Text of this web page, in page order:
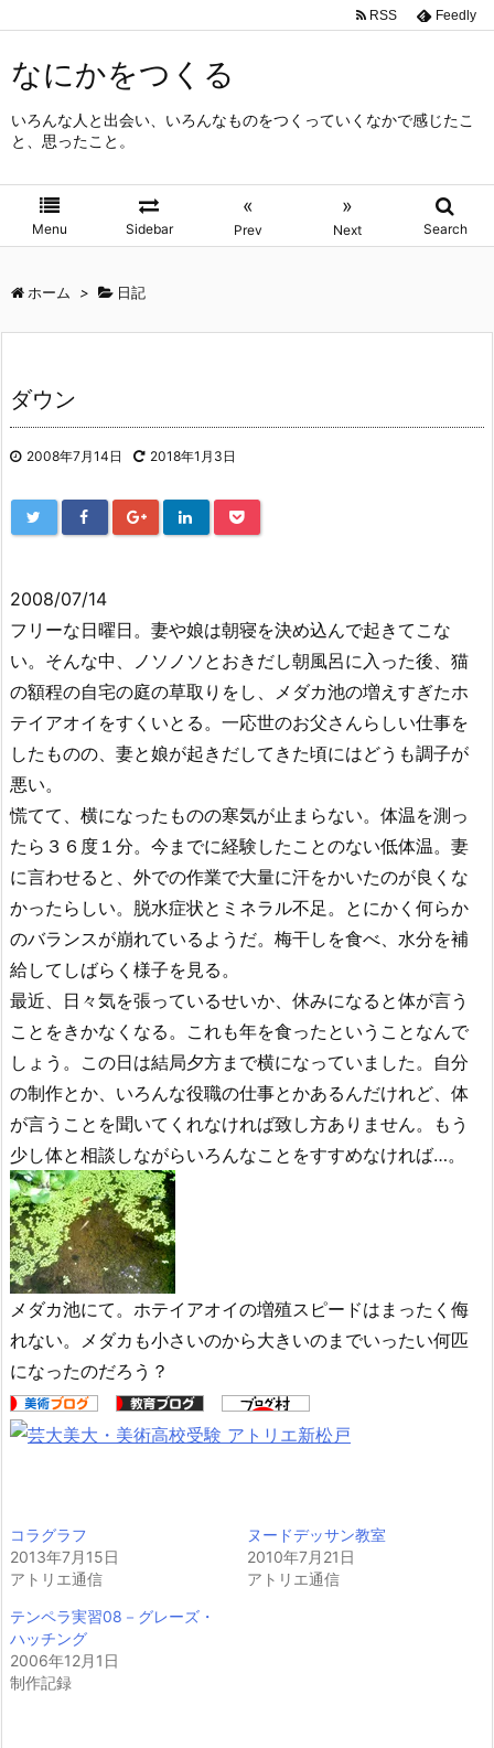
なにかをつくる
いろんな人と出会い、いろんなものをつくっていくなかで感じたこ
と、思ったこと。
Menu Sidebar
«
Prev
»
Next Search
RSS Feedly
ホーム > 日記
ダウン
2008年7月14日 2018年1月3日
2008/07/14
フリーな日曜日。妻や娘は朝寝を決め込んで起きてこな
い。そんな中、ノソノソとおきだし朝風呂に入った後、猫
の額程の自宅の庭の草取りをし、メダカ池の増えすぎたホ
テイアオイをすくいとる。一応世のお父さんらしい仕事を
したものの、妻と娘が起きだしてきた頃にはどうも調子が
悪い。
慌てて、横になったものの寒気が止まらない。体温を測っ
たら３６度１分。今までに経験したことのない低体温。妻
に言わせると、外での作業で大量に汗をかいたのが良くな
かったらしい。脱水症状とミネラル不足。とにかく何らか
のバランスが崩れているようだ。梅干しを食べ、水分を補
給してしばらく様子を見る。
最近、日々気を張っているせいか、休みになると体が言う
ことをきかなくなる。これも年を食ったということなんで
しょう。この日は結局夕方まで横になっていました。自分
の制作とか、いろんな役職の仕事とかあるんだけれど、体
が言うことを聞いてくれなければ致し方ありません。もう
少し体と相談しながらいろんなことをすすめなければ…。
メダカ池にて。ホテイアオイの増殖スピードはまったく侮
れない。メダカも小さいのから大きいのまでいったい何匹
になったのだろう？
コラグラフ
2013年7月15日
アトリエ通信
ヌードデッサン教室
2010年7月21日
アトリエ通信
テンペラ実習08－グレーズ・
ハッチング
2006年12月1日
制作記録